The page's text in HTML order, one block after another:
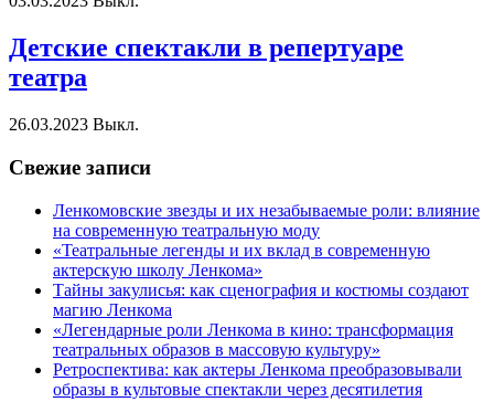
Детские спектакли в репертуаре
театра
26.03.2023 Выкл.
Свежие записи
Ленкомовские звезды и их незабываемые роли: влияние
на современную театральную моду
«Театральные легенды и их вклад в современную
актерскую школу Ленкома»
Тайны закулисья: как сценография и костюмы создают
магию Ленкома
«Легендарные роли Ленкома в кино: трансформация
театральных образов в массовую культуру»
Ретроспектива: как актеры Ленкома преобразовывали
образы в культовые спектакли через десятилетия